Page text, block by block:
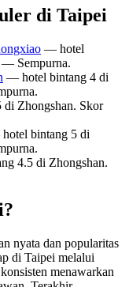
di Taipei
— hotel
— Sempurna.
— hotel bintang 4 di
Zhongshan. Skor
bintang 5 di
4.5 di Zhongshan.
nyata dan popularitas
di Taipei melalui
menawarkan